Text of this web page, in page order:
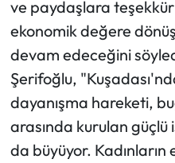
ve paydaşlara
ekonomik değere
devam edeceğini
Şerifoğlu,
dayanışma hareketi,
arasında kurulan
da büyüyor. Kadınların